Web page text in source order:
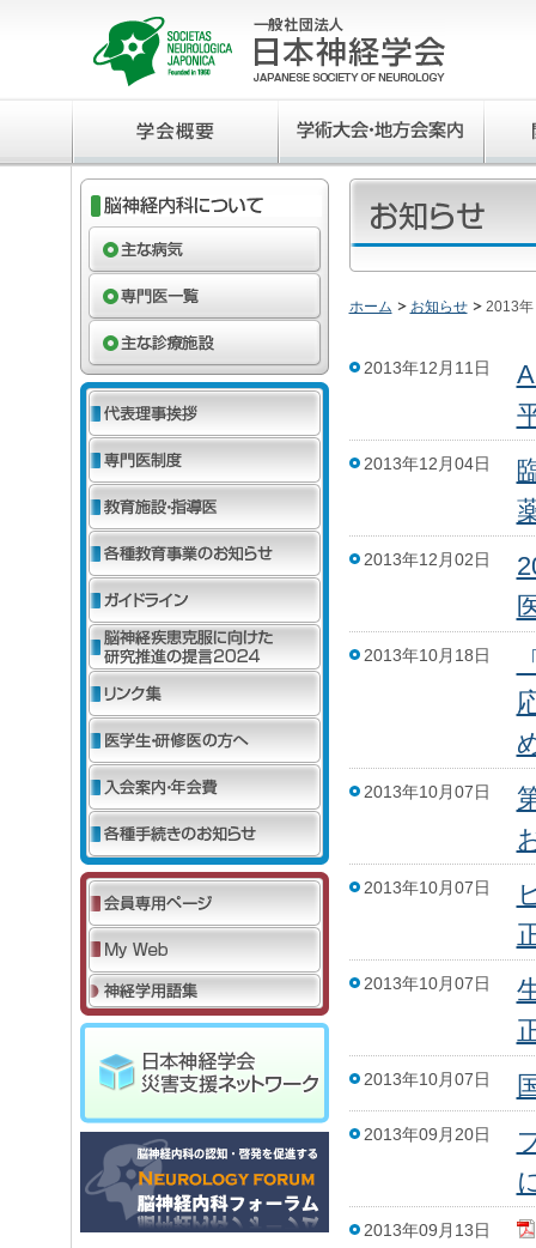
ホーム お知らせ 2013年
2013年12月11日
2013年12月04日
2013年12月02日
2013年10月18日
2013年10月07日
2013年10月07日
2013年10月07日
2013年10月07日
2013年09月20日
2013年09月13日